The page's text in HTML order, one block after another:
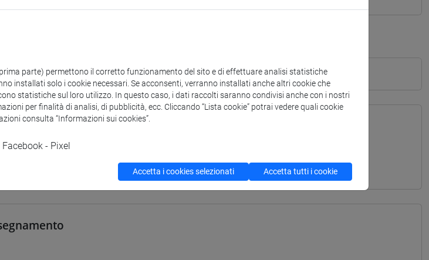
DEI BENI E DELLE ATTIVITÀ CULTURALI - Laurea
parte) permettono il corretto funzionamento del sito e di effettuare analisi statistiche
installati solo i cookie necessari. Se acconsenti, verranno installati anche altri cookie che
statistiche sul loro utilizzo. In questo caso, i dati raccolti saranno condivisi anche con i nostri
per finalità di analisi, di pubblicità, ecc. Cliccando “Lista cookie” potrai vedere quali cookie
consulta “Informazioni sui cookies”.
Facebook - Pixel
Accetta i cookies selezionati Accetta tutti i cookie